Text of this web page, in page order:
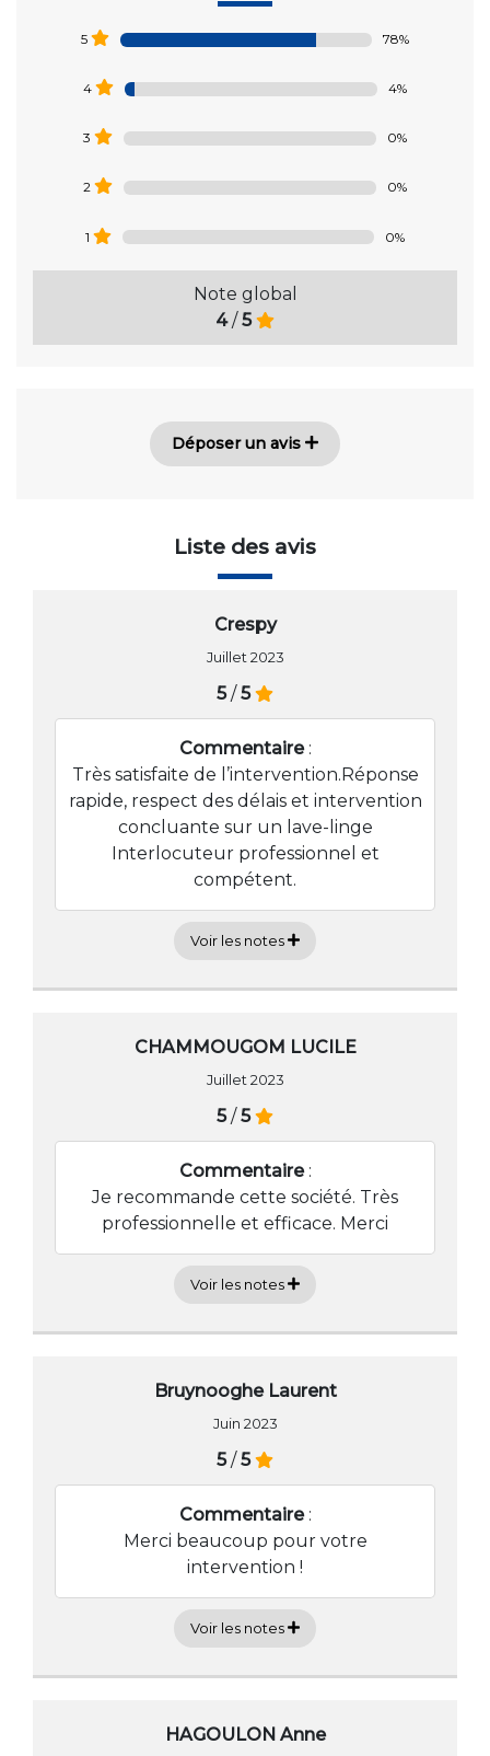
5 78%
4 4%
3 0%
2 0%
1 0%
Note global
4/5
Déposer un avis
Liste des avis
Crespy
Juillet 2023
5/5
Commentaire:
Très satisfaite de l’intervention.Réponse
rapide, respect des délais et intervention
concluante sur un lave-linge
Interlocuteur professionnel et
compétent.
Voir les notes
CHAMMOUGOM LUCILE
Juillet 2023
5/5
Commentaire:
Je recommande cette société. Très
professionnelle et efficace. Merci
Voir les notes
Bruynooghe Laurent
Juin 2023
5/5
Commentaire:
Merci beaucoup pour votre
intervention !
Voir les notes
HAGOULON Anne